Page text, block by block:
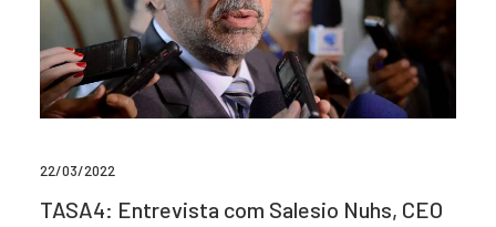
22/03/2022
TASA4: Entrevista com Salesio Nuhs, CEO